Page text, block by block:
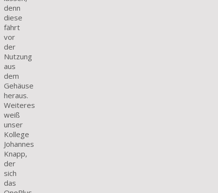
denn
diese
fährt
vor
der
Nutzung
aus
dem
Gehäuse
heraus.
Weiteres
weiß
unser
Kollege
Johannes
Knapp,
der
sich
das